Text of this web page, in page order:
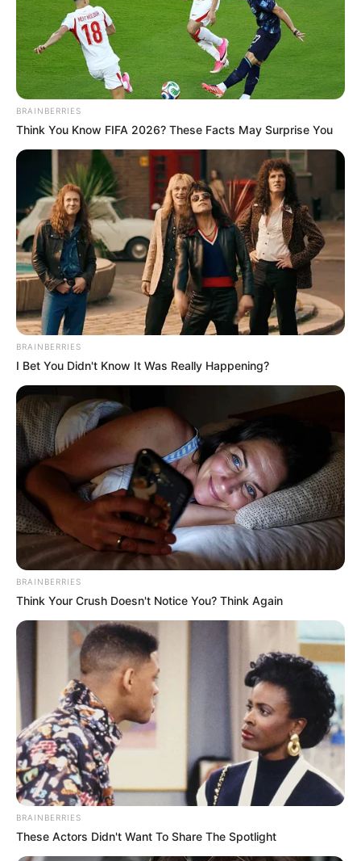
BRAINBERRIES
Think You Know FIFA 2026? These Facts May Surprise You
BRAINBERRIES
I Bet You Didn't Know It Was Really Happening?
BRAINBERRIES
Think Your Crush Doesn't Notice You? Think Again
BRAINBERRIES
These Actors Didn't Want To Share The Spotlight